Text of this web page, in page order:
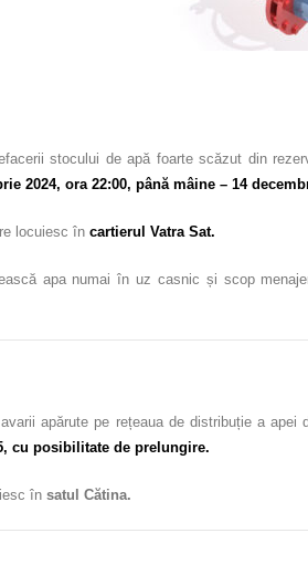
stocului de apă foarte scăzut din
2024, ora 22:00, până mâine – 14
locuiesc în cartierul Vatra Sat.
apa numai în uz casnic și scop
apărute pe rețeaua de distribuție a apei
cu posibilitate de prelungire.
în satul Cătina.